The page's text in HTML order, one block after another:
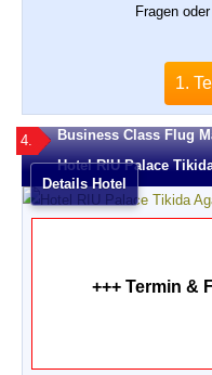
Fragen
1.
4.
Business Class Flug
Hotel RIU Palace
Details Hotel
+++ Termin &